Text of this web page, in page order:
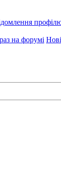
на форумі